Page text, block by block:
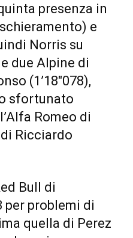
presenza in
e
Norris su
due Alpine di
(1’18″078),
sfortunato
Romeo di
Ricciardo
Bull di
per problemi di
quella di Perez